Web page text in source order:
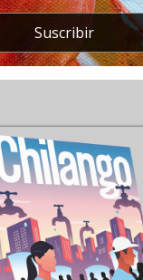
Suscribir